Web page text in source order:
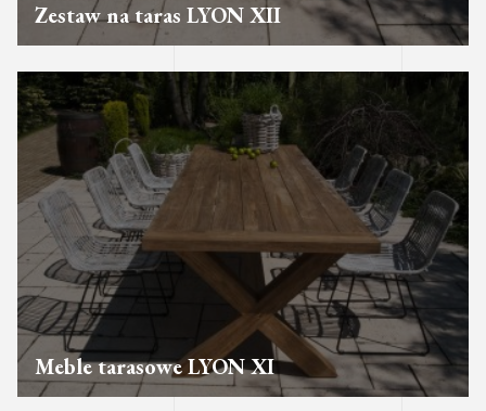
Zestaw na taras LYON XII
Meble tarasowe LYON XI